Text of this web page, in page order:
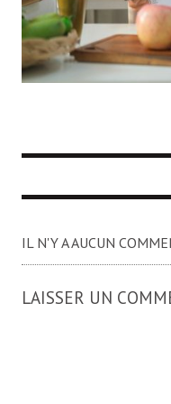
IL N'Y A AUCUN
LAISSER UN